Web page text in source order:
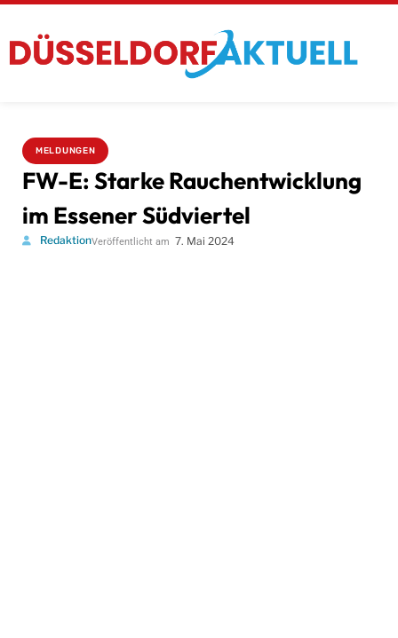
MELDUNGEN
FW-E: Starke Rauchentwicklung
im Essener Südviertel
RedaktionVeröffentlicht am 7. Mai 2024